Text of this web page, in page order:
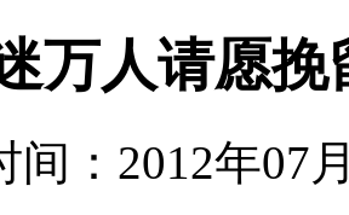
万人请愿
间：2012年07